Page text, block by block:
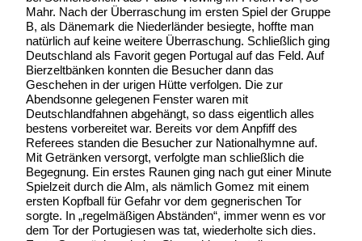
Mahr. Nach der Überraschung im ersten Spiel der Gruppe
B, als Dänemark die Niederländer besiegte, hoffte man
natürlich auf keine weitere Überraschung. Schließlich ging
Deutschland als Favorit gegen Portugal auf das Feld. Auf
Bierzeltbänken konnten die Besucher dann das
Geschehen in der urigen Hütte verfolgen. Die zur
Abendsonne gelegenen Fenster waren mit
Deutschlandfahnen abgehängt, so dass eigentlich alles
bestens vorbereitet war. Bereits vor dem Anpfiff des
Referees standen die Besucher zur Nationalhymne auf.
Mit Getränken versorgt, verfolgte man schließlich die
Begegnung. Ein erstes Raunen ging nach gut einer Minute
Spielzeit durch die Alm, als nämlich Gomez mit einem
ersten Kopfball für Gefahr vor dem gegnerischen Tor
sorgte. In „regelmäßigen Abständen“, immer wenn es vor
dem Tor der Portugiesen was tat, wiederholte sich dies.